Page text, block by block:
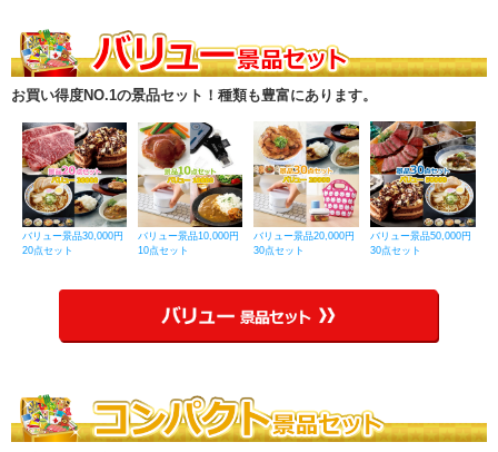
お買い得度NO.1の景品セット！種類も豊富にあります。
バリュー景品30,000円
20点セット
バリュー景品10,000円
10点セット
バリュー景品20,000円
30点セット
バリュー景品50,000円
30点セット